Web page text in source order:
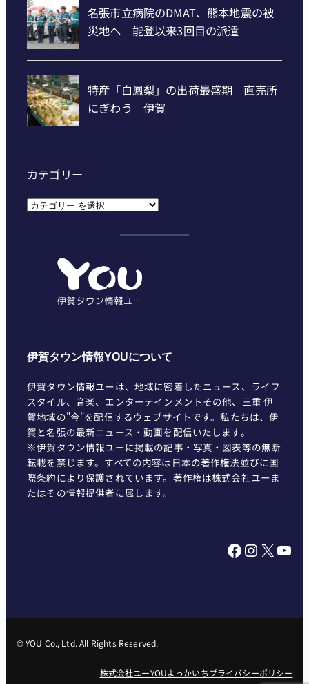
カテゴリー
カ
伊賀タウン情報YOUについて
伊賀タウン情報ユーは、地域に密着したニュース、ライフ
スタイル、音楽、エンターテインメントその他、三重 伊
賀地域の"今"を配信するウェブサイトです。私たちは、伊
賀と名張の最新ニュース・動画を配信いたします。
※伊賀タウン情報ユーに掲載の記事・写真・図表等の無断
転載を禁じます。すべての内容は日本の著作権法並びに国
際条約により保護されています。著作権は株式会社ユーま
たはその情報提供者に属します。
Facebook InstagramX YouTube
© YOU Co., Ltd. All Rights Reserved.
株式会社ユーYOUよっかいちプライバシーポリシー